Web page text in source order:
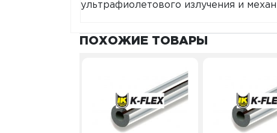
ультрафиолетового излучения и
ПОХОЖИЕ ТОВАРЫ